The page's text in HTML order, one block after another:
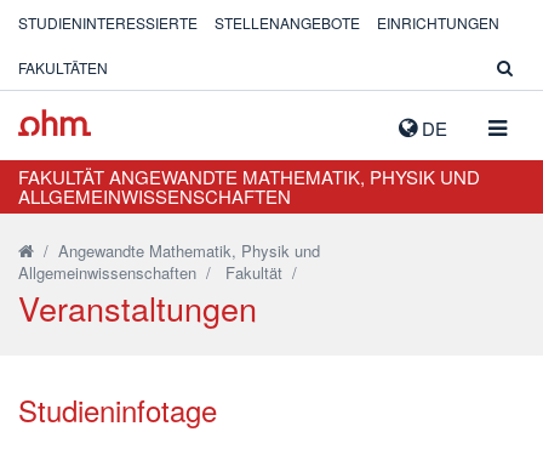
DE
STUDIENINTERESSIERTE STELLENANGEBOTE EINRICHTUNGEN
FAKULTÄTEN
FAKULTÄT ANGEWANDTE MATHEMATIK, PHYSIK UND
ALLGEMEINWISSENSCHAFTEN
/ Angewandte Mathematik, Physik und
Allgemeinwissenschaften / Fakultät /
Veranstaltungen
Studieninfotage